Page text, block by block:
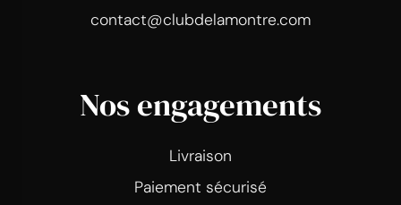
contact@clubdelamontre.com
Nos engagements
Livraison
Paiement sécurisé